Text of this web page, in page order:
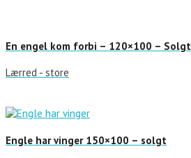
En engel kom forbi – 120×100 – Solgt
Lærred - store
Engle har vinger 150×100 – solgt